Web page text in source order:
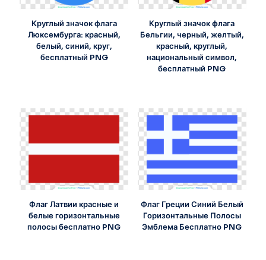
Круглый значок флага
Люксембурга: красный,
белый, синий, круг,
бесплатный PNG
Круглый значок флага
Бельгии, черный, желтый,
красный, круглый,
национальный символ,
бесплатный PNG
Флаг Латвии красные и
белые горизонтальные
полосы бесплатно PNG
Флаг Греции Синий Белый
Горизонтальные Полосы
Эмблема Бесплатно PNG